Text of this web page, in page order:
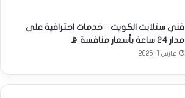
فني ستلايت الكويت – خدمات احترافية على
مدار 24 ساعة بأسعار منافسة 📡
مارس 1, 2025